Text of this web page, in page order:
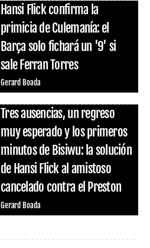
Hansi Flick confirma la
primicia de Culemanía: el
Barça solo fichará un '9' si
sale Ferran Torres
Gerard Boada
Tres ausencias, un regreso
muy esperado y los primeros
minutos de Bisiwu: la solución
de Hansi Flick al amistoso
cancelado contra el Preston
Gerard Boada